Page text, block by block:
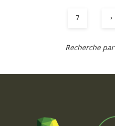
7 ›
Recherche par